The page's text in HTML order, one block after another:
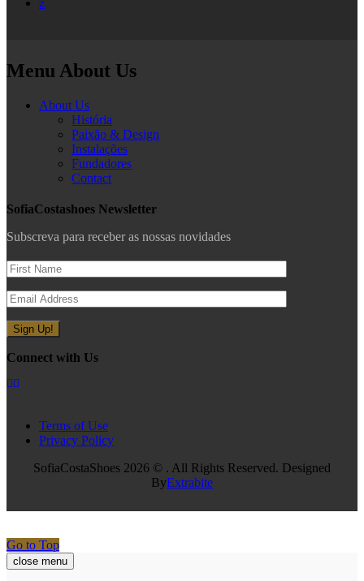
z
Menu About Us
About Us
História
Paixão & Design
Instalações
Fundadores
Contact
SofiaCostashoes Newsletter
Subscreva para receber as nossas novidades
Connect with Us
Terms of Use
Privacy Policy
SofiaCostaShoes 2026 © . All Rights Reserved. Designed
ByExtrabite
Go to Top
close menu